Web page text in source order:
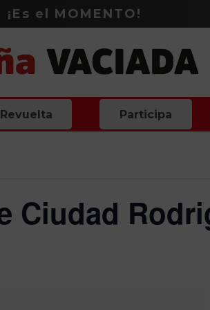
¡Es el MOMENTO!
Participa
Ciudad